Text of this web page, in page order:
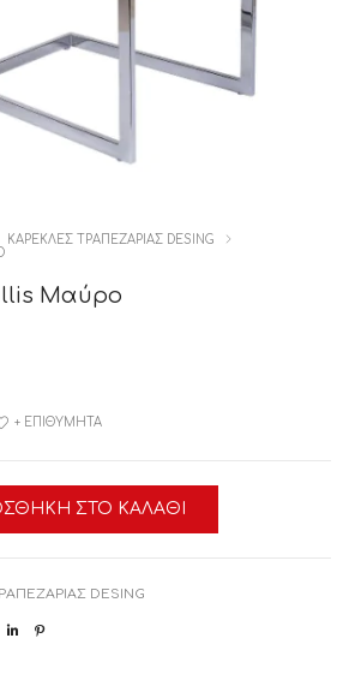
ΚΑΡΕΚΛΕΣ ΤΡΑΠΕΖΑΡΙΑΣ DESING
Μαύρο
ΣΤΟ ΚΑΛΆΘΙ
+ ΕΠΙΘΥΜΗΤΆ
DESING